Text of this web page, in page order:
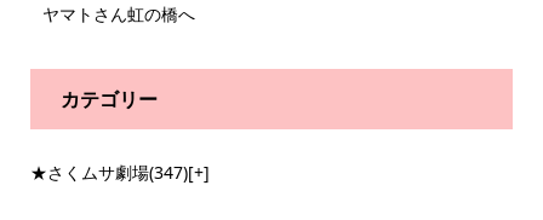
ヤマトさん虹の橋へ
カテゴリー
★さくムサ劇場(347)[+]